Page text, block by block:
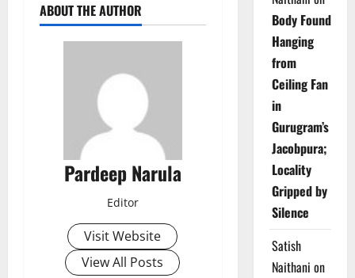
ABOUT THE AUTHOR
Pardeep Narula
Editor
Visit Website
View All Posts
Body Found
Hanging
from
Ceiling Fan
in
Gurugram’s
Jacobpura;
Locality
Gripped by
Silence
Satish
Naithani on